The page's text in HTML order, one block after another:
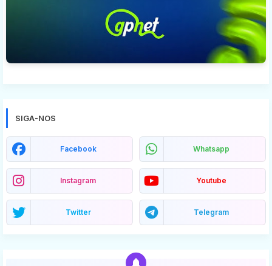
SIGA-NOS
Facebook Whatsapp
Instagram Youtube
Twitter Telegram